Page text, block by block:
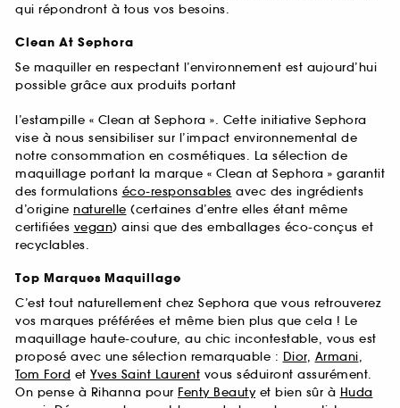
qui répondront à tous vos besoins.
Clean At Sephora
Se maquiller en respectant l’environnement est aujourd’hui
possible grâce aux produits portant
l’estampille « Clean at Sephora ». Cette initiative Sephora
vise à nous sensibiliser sur l’impact environnemental de
notre consommation en cosmétiques. La sélection de
maquillage portant la marque « Clean at Sephora » garantit
des formulations éco-responsables avec des ingrédients
d’origine naturelle (certaines d’entre elles étant même
certifiées vegan) ainsi que des emballages éco-conçus et
recyclables.
Top Marques Maquillage
C’est tout naturellement chez Sephora que vous retrouverez
vos marques préférées et même bien plus que cela ! Le
maquillage haute-couture, au chic incontestable, vous est
proposé avec une sélection remarquable : Dior, Armani,
Tom Ford et Yves Saint Laurent vous séduiront assurément.
On pense à Rihanna pour Fenty Beautyet bien sûr à Huda